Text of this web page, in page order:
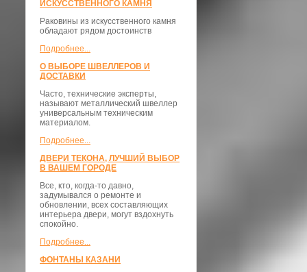
ИСКУССТВЕННОГО КАМНЯ
Раковины из искусственного камня
обладают рядом достоинств
Подробнее...
О ВЫБОРЕ ШВЕЛЛЕРОВ И
ДОСТАВКИ
​Часто, технические эксперты,
называют металлический швеллер
универсальным техническим
материалом.
Подробнее...
ДВЕРИ ТЕКОНА, ЛУЧШИЙ ВЫБОР
В ВАШЕМ ГОРОДЕ
Все, кто, когда-то давно,
задумывался о ремонте и
обновлении, всех составляющих
интерьера двери, могут вздохнуть
спокойно.
Подробнее...
ФОНТАНЫ КАЗАНИ